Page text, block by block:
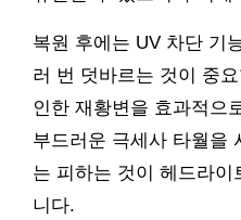
복원 후에는 UV 차단 기
러 번 덧바르는 것이 중
인한 재황변을 효과적으
부드러운 극세사 타월을
는 피하는 것이 헤드라
니다.